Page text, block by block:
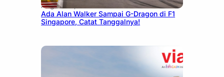
August 13, 2025
Ada Alan Walker Sampai G-Dragon di F1
Singapore, Catat Tanggalnya!